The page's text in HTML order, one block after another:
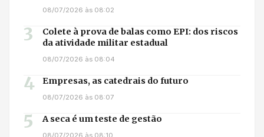
08/07/2026 às 08:02
3
Colete à prova de balas como EPI: dos riscos
da atividade militar estadual
08/07/2026 às 08:04
4 Empresas, as catedrais do futuro
08/07/2026 às 08:07
5 A seca é um teste de gestão